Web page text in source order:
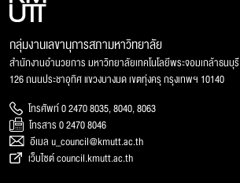
กลุ่มงานเลขานุการสภามหาวิทยาลัย
สำนักงานอำนวยการ มหาวิทยาลัยเทคโนโลยีพระจอมเกล้าธนบุรี
126 ถนนประชาอุทิศ แขวงบางมด เขตทุ่งครุ กรุงเทพฯ 10140
โทรศัพท์ 0 2470 8035, 8040, 8063
โทรสาร 0 2470 8046
อีเมล u_council@kmutt.ac.th
เว็บไซต์ council.kmutt.ac.th